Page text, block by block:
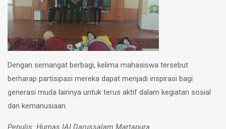
Dengan semangat berbagi, kelima mahasiswa tersebut
berharap partisipasi mereka dapat menjadi inspirasi bagi
generasi muda lainnya untuk terus aktif dalam kegiatan sosial
dan kemanusiaan.